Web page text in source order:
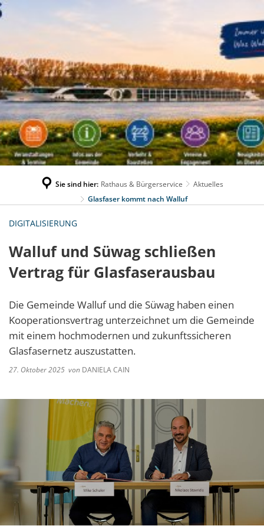
Sie sind hier: Rathaus & Bürgerservice
Aktuelles
Glasfaser kommt nach Walluf
DIGITALISIERUNG
Walluf und Süwag schließen
Vertrag für Glasfaserausbau
Die Gemeinde Walluf und die Süwag haben einen
Kooperationsvertrag unterzeichnet um die Gemeinde
mit einem hochmodernen und zukunftssicheren
Glasfasernetz auszustatten.
27. Oktober 2025 von DANIELA CAIN